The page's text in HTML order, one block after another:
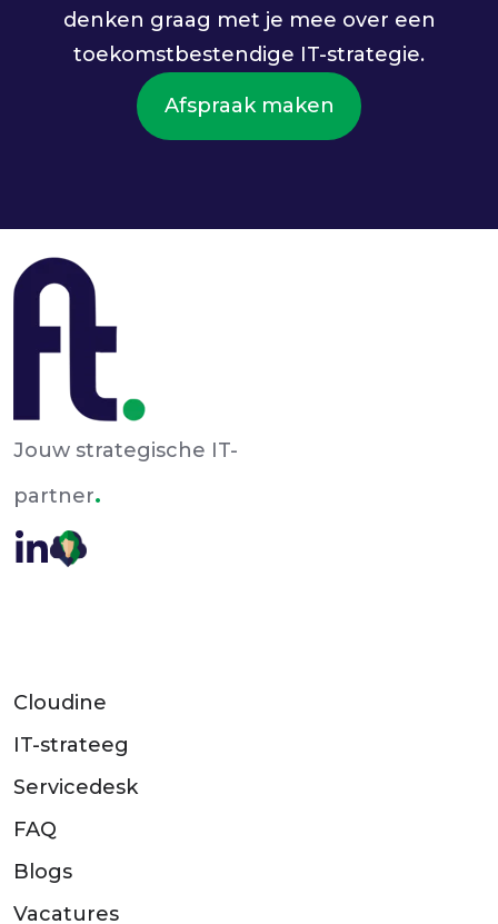
denken graag met je mee over een
toekomstbestendige IT-strategie.
Afspraak maken
Jouw strategische IT-
partner.
Cloudine
IT-strateeg
Servicedesk
FAQ
Blogs
Vacatures